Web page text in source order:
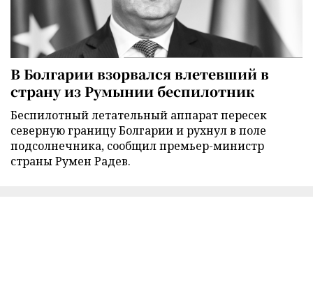
В Болгарии взорвался влетевший в
страну из Румынии беспилотник
Беспилотный летательный аппарат пересек
северную границу Болгарии и рухнул в поле
подсолнечника, сообщил премьер-министр
страны Румен Радев.